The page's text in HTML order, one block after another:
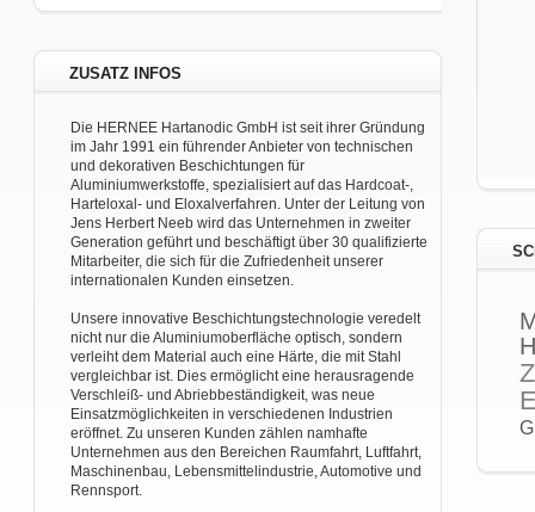
ZUSATZ INFOS
Die HERNEE Hartanodic GmbH ist seit ihrer Gründung
im Jahr 1991 ein führender Anbieter von technischen
und dekorativen Beschichtungen für
Aluminiumwerkstoffe, spezialisiert auf das Hardcoat-,
Harteloxal- und Eloxalverfahren. Unter der Leitung von
Jens Herbert Neeb wird das Unternehmen in zweiter
Generation geführt und beschäftigt über 30 qualifizierte
Mitarbeiter, die sich für die Zufriedenheit unserer
internationalen Kunden einsetzen.
Unsere innovative Beschichtungstechnologie veredelt
nicht nur die Aluminiumoberfläche optisch, sondern
verleiht dem Material auch eine Härte, die mit Stahl
vergleichbar ist. Dies ermöglicht eine herausragende
Verschleiß- und Abriebbeständigkeit, was neue
Einsatzmöglichkeiten in verschiedenen Industrien
eröffnet. Zu unseren Kunden zählen namhafte
Unternehmen aus den Bereichen Raumfahrt, Luftfahrt,
Maschinenbau, Lebensmittelindustrie, Automotive und
Rennsport.